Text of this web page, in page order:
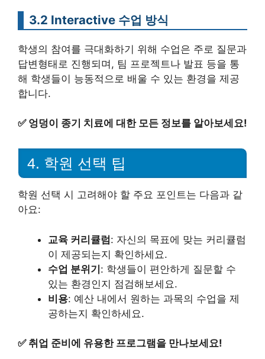
3.2 Interactive 수업 방식
학생의 참여를 극대화하기 위해 수업은 주로 질문과
답변형태로 진행되며, 팀 프로젝트나 발표 등을 통
해 학생들이 능동적으로 배울 수 있는 환경을 제공
합니다.
✅ 엉덩이 종기 치료에 대한 모든 정보를 알아보세요!
4. 학원 선택 팁
학원 선택 시 고려해야 할 주요 포인트는 다음과 같
아요:
교육 커리큘럼: 자신의 목표에 맞는 커리큘럼
이 제공되는지 확인하세요.
수업 분위기: 학생들이 편안하게 질문할 수
있는 환경인지 점검해보세요.
비용: 예산 내에서 원하는 과목의 수업을 제
공하는지 확인하세요.
✅ 취업 준비에 유용한 프로그램을 만나보세요!